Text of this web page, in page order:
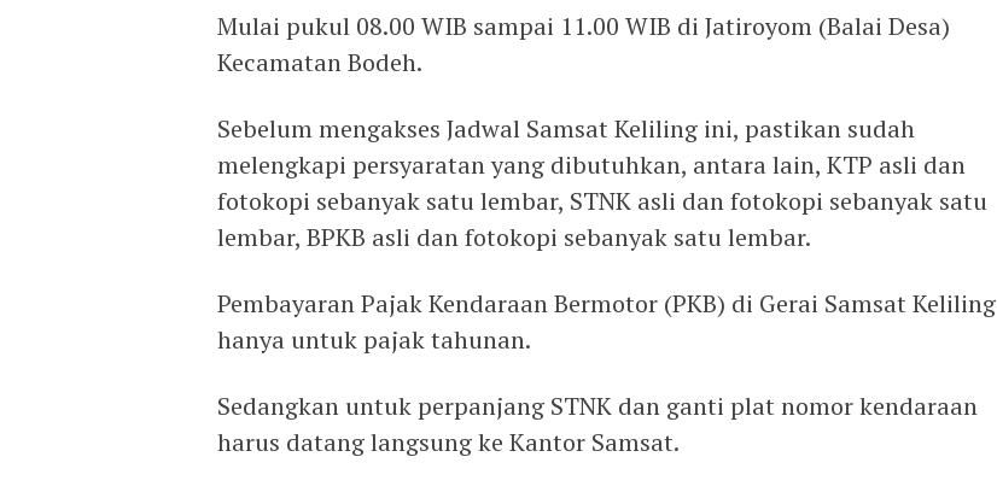
Mulai pukul 08.00 WIB sampai 11.00 WIB di Jatiroyom (Balai Desa)
Kecamatan Bodeh.
Sebelum mengakses Jadwal Samsat Keliling ini, pastikan sudah
melengkapi persyaratan yang dibutuhkan, antara lain, KTP asli dan
fotokopi sebanyak satu lembar, STNK asli dan fotokopi sebanyak satu
lembar, BPKB asli dan fotokopi sebanyak satu lembar.
Pembayaran Pajak Kendaraan Bermotor (PKB) di Gerai Samsat Keliling
hanya untuk pajak tahunan.
Sedangkan untuk perpanjang STNK dan ganti plat nomor kendaraan
harus datang langsung ke Kantor Samsat.